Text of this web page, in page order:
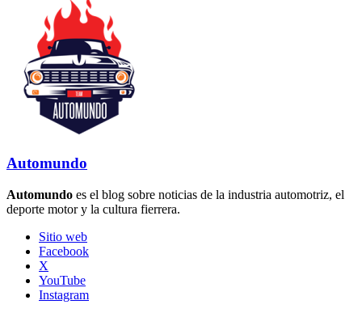
Automundo
Automundo es el blog sobre noticias de la industria automotriz, el
deporte motor y la cultura fierrera.
Sitio web
Facebook
X
YouTube
Instagram